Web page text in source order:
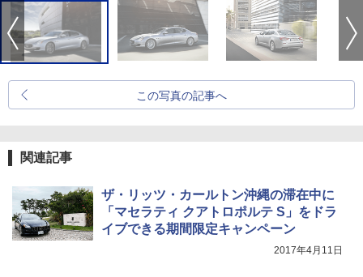
この写真の記事へ
関連記事
ザ・リッツ・カールトン沖縄の滞在中に
「マセラティ クアトロポルテ S」をドラ
イブできる期間限定キャンペーン
2017年4月11日